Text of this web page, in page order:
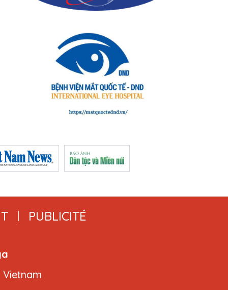
PUBLICITÉ
Vietnam